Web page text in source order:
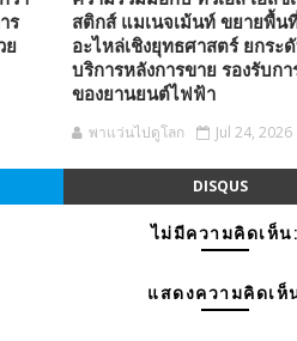
ร
ย
สติกส์ แมเนจเม้นท์ ขยายพื้น
อะไหล่เชิงยุทธศาสตร์ ยกร
บริการหลังการขาย รองรับกา
ของยานยนต์ไฟฟ้า
พาแว่นไปดูโลก Jul 24, 2026
DISQUS
ไม่มีความคิดเห็น:
แสดงความคิดเห็